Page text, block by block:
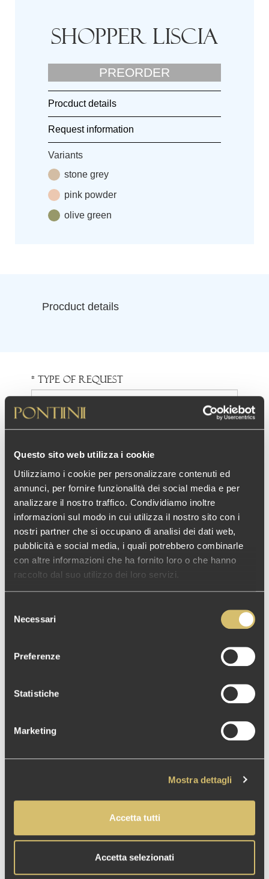
Questo sito web utilizza i cookie
Utilizziamo i cookie per personalizzare contenuti ed
annunci, per fornire funzionalità dei social media e per
analizzare il nostro traffico. Condividiamo inoltre
informazioni sul modo in cui utilizza il nostro sito con i
nostri partner che si occupano di analisi dei dati web,
pubblicità e social media, i quali potrebbero combinarle
con altre informazioni che ha fornito loro o che hanno
raccolto dal suo utilizzo dei loro servizi.
delNecessari
Preferenze
Statistiche
Marketing
Mostra dettagli
Accetta tutti
Accetta selezionati
Shopper liscia
PREORDER
Procduct details
Request information
Variants
stone grey
pink powder
olive green
Procduct details
* Type of request
* First Name
* Last Name
* E-mail address
Country
* Message
By Sign Up to our services, you agree to our
Terms and that you have read ourData Use
(law 196/2003 on privacy), including